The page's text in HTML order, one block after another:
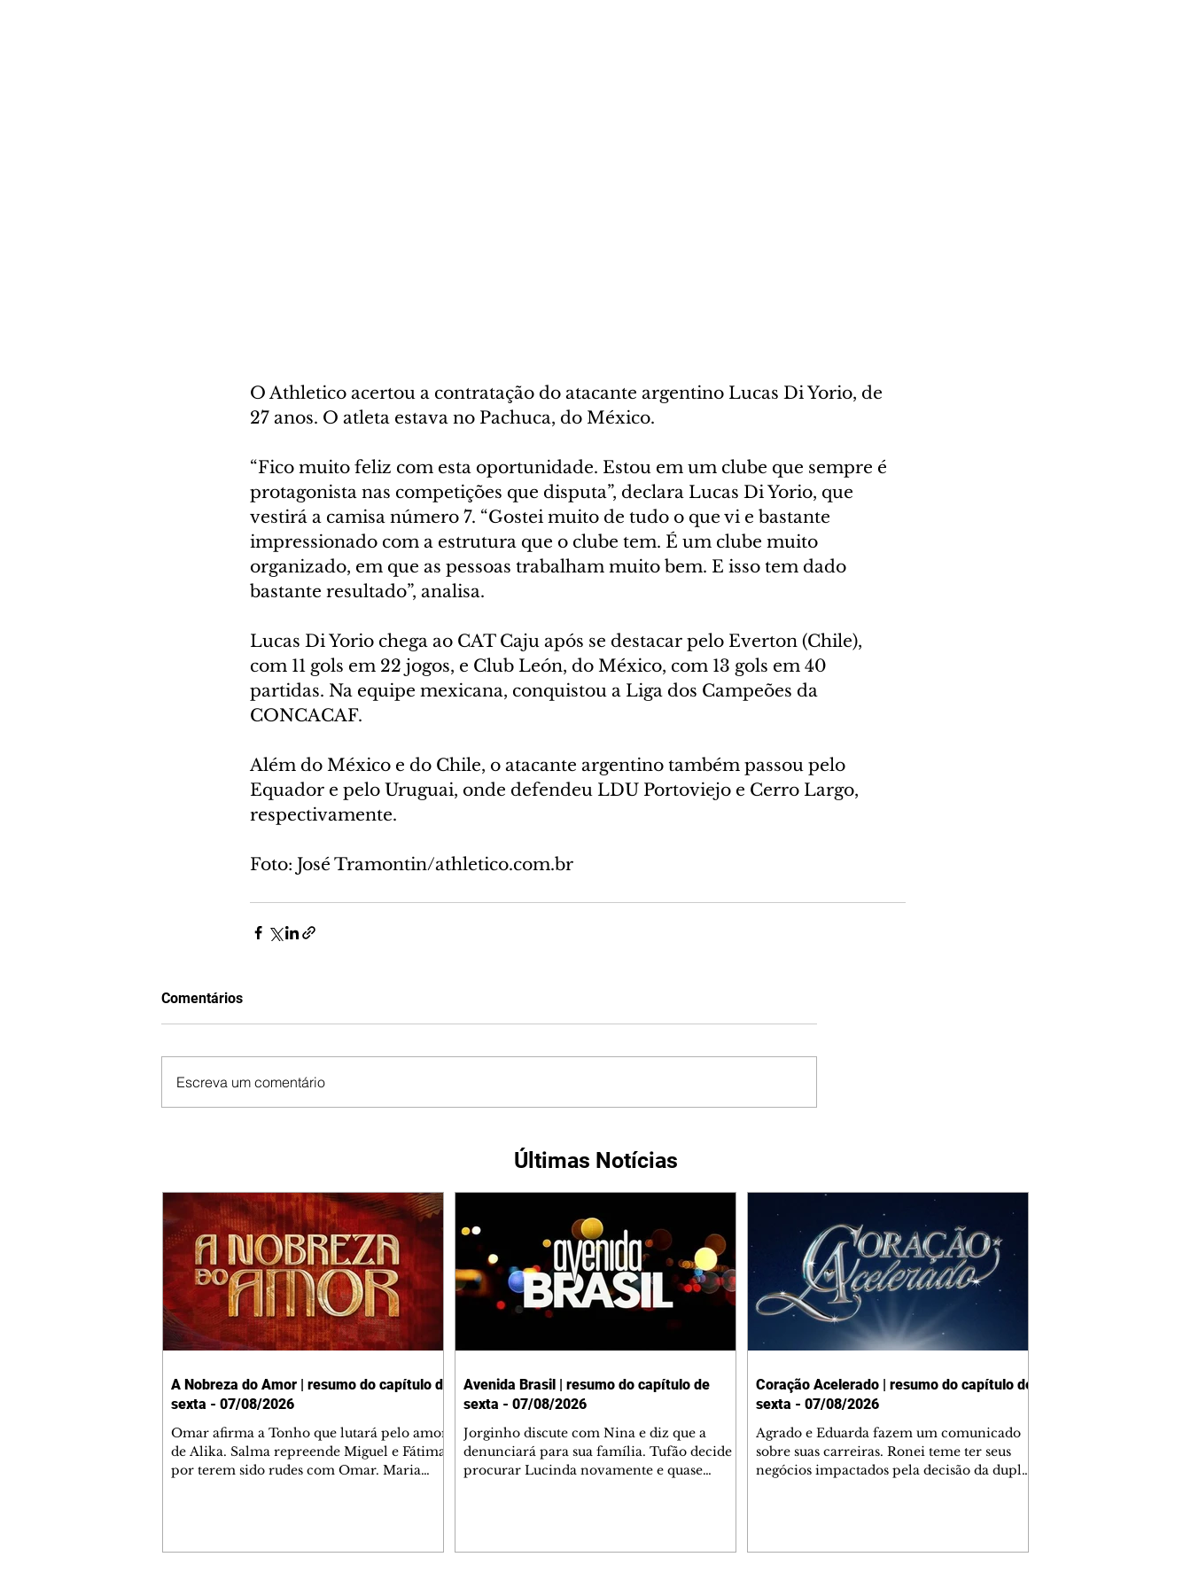
O Athletico acertou a contratação do atacante argentino Lucas Di Yorio, de
27 anos. O atleta estava no Pachuca, do México.
“Fico muito feliz com esta oportunidade. Estou em um clube que sempre é
protagonista nas competições que disputa”, declara Lucas Di Yorio, que
vestirá a camisa número 7. “Gostei muito de tudo o que vi e bastante
impressionado com a estrutura que o clube tem. É um clube muito
organizado, em que as pessoas trabalham muito bem. E isso tem dado
bastante resultado”, analisa.
Lucas Di Yorio chega ao CAT Caju após se destacar pelo Everton (Chile),
com 11 gols em 22 jogos, e Club León, do México, com 13 gols em 40
partidas. Na equipe mexicana, conquistou a Liga dos Campeões da
CONCACAF.
Além do México e do Chile, o atacante argentino também passou pelo
Equador e pelo Uruguai, onde defendeu LDU Portoviejo e Cerro Largo,
respectivamente.
Foto: José Tramontin/athletico.com.br
Comentários
Escreva um comentário
Últimas Notícias
A Nobreza do Amor | resumo do capítulo de
sexta - 07/08/2026
Omar afirma a Tonho que lutará pelo amor
de Alika. Salma repreende Miguel e Fátima
por terem sido rudes com Omar. Maria
Avenida Brasil | resumo do capítulo de
sexta - 07/08/2026
Jorginho discute com Nina e diz que a
denunciará para sua família. Tufão decide
procurar Lucinda novamente e quase
Coração Acelerado | resumo do capítulo de
sexta - 07/08/2026
Agrado e Eduarda fazem um comunicado
sobre suas carreiras. Ronei teme ter seus
negócios impactados pela decisão da dupla.